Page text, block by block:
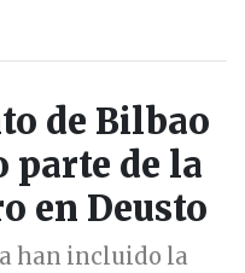
de Bilbao
parte de la
en Deusto
han incluido la